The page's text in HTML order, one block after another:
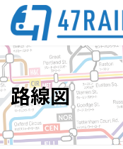
ン
ツ
へ
ス
キ
ッ
プ
ー
シ
ョ
ン
に
移
動
路線図